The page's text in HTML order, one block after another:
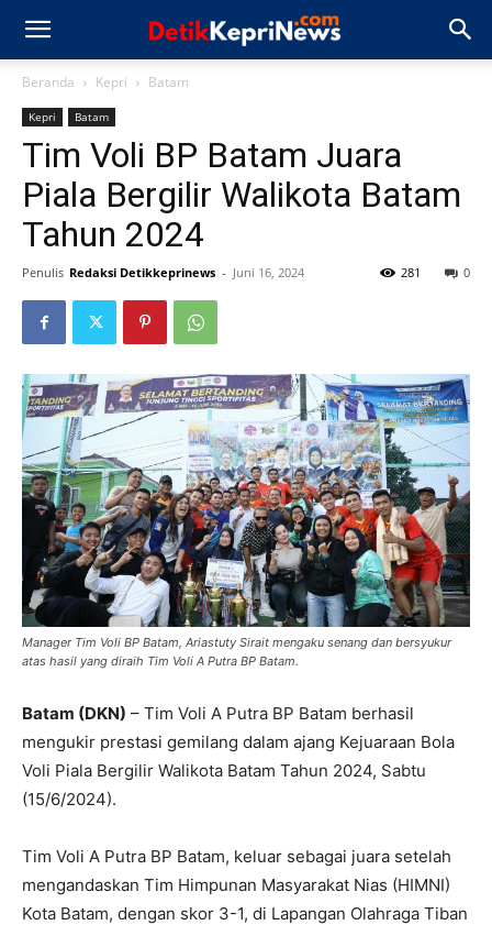
Beranda Kepri Batam
Kepri Batam
Tim Voli BP Batam Juara
Piala Bergilir Walikota Batam
Tahun 2024
Penulis Redaksi Detikkeprinews - Juni 16, 2024 0
281
Manager Tim Voli BP Batam, Ariastuty Sirait mengaku senang dan bersyukur
atas hasil yang diraih Tim Voli A Putra BP Batam.
Batam (DKN) – Tim Voli A Putra BP Batam berhasil
mengukir prestasi gemilang dalam ajang Kejuaraan Bola
Voli Piala Bergilir Walikota Batam Tahun 2024, Sabtu
(15/6/2024).
Tim Voli A Putra BP Batam, keluar sebagai juara setelah
mengandaskan Tim Himpunan Masyarakat Nias (HIMNI)
Kota Batam, dengan skor 3-1, di Lapangan Olahraga Tiban